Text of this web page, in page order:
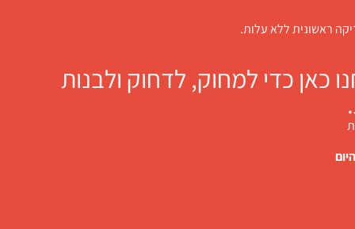
ראשונית ללא עלות.
כדי למחוק, לדחוק ולבנות